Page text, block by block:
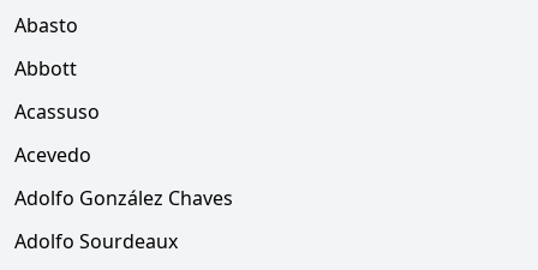
Abasto
Abbott
Acassuso
Acevedo
Adolfo González Chaves
Adolfo Sourdeaux